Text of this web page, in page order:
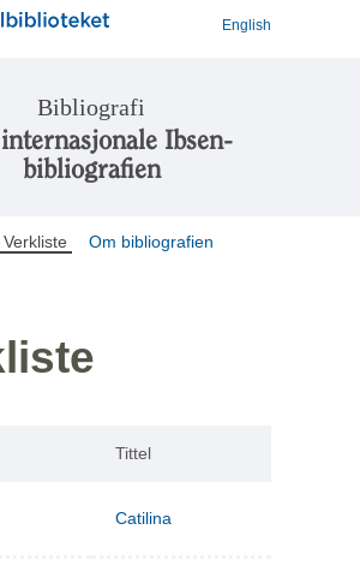
English
Bibliografi
Ibsen-
bibliografien
Verkliste Om bibliografien
Tittel
Catilina